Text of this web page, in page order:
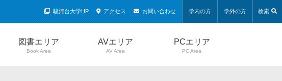
図書エリア
Book Area
AVエリア
AV Area
PCエリア
PC Area
駿河台大学HP アクセス お問い合わせ 学内の方 学外の方 検索